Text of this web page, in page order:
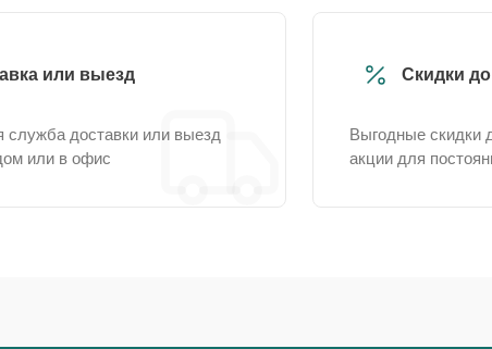
или выезд
служба доставки или выезд
или в офис
Скидки до
Выгодные скидки
акции для